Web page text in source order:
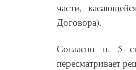
части,
Договора).
Согласно п. 5
пересматривает